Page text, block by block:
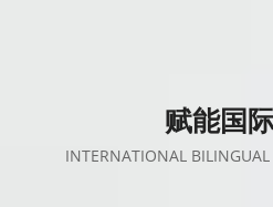
赋能国
INTERNATIONAL BILINGUAL